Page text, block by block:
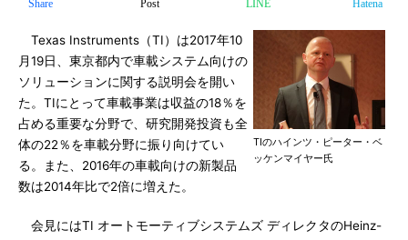
Share Post LINE Hatena
TIのハインツ・ピーター・ベ
ッケンマイヤー氏
Texas Instruments（TI）は2017年10
月19日、東京都内で車載システム向けの
ソリューションに関する説明会を開い
た。TIにとって車載事業は収益の18％を
占める重要な分野で、研究開発投資も全
体の22％を車載分野に振り向けてい
る。また、2016年の車載向けの新製品
数は2014年比で2倍に増えた。
会見にはTI オートモーティブシステムズ ディレクタのHeinz-